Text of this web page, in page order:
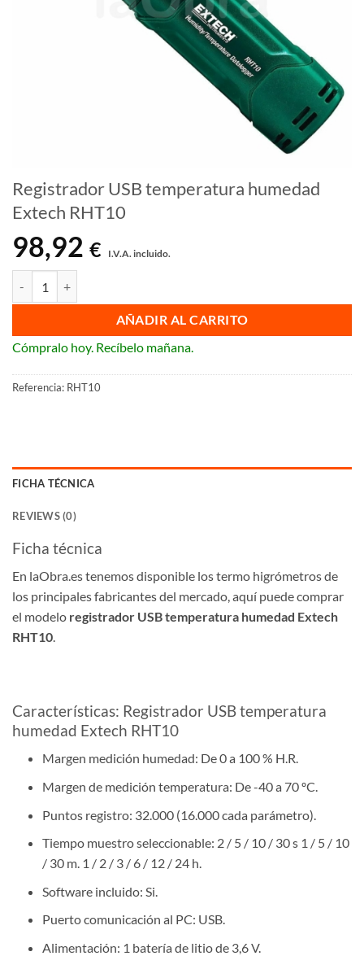
Registrador USB temperatura humedad
Extech RHT10
98,92 € I.V.A. incluido.
AÑADIR AL CARRITO
Cómpralo hoy. Recíbelo mañana.
Referencia: RHT10
FICHA TÉCNICA
REVIEWS (0)
Ficha técnica
En laObra.es tenemos disponible los termo higrómetros de
los principales fabricantes del mercado, aquí puede comprar
el modelo registrador USB temperatura humedad Extech
RHT10.
Características: Registrador USB temperatura
humedad Extech RHT10
Margen medición humedad: De 0 a 100 % H.R.
Margen de medición temperatura: De -40 a 70 ºC.
Puntos registro: 32.000 (16.000 cada parámetro).
Tiempo muestro seleccionable: 2 / 5 / 10 / 30 s 1 / 5 / 10
/ 30 m. 1 / 2 / 3 / 6 / 12 / 24 h.
Software incluido: Si.
Puerto comunicación al PC: USB.
Alimentación: 1 batería de litio de 3,6 V.